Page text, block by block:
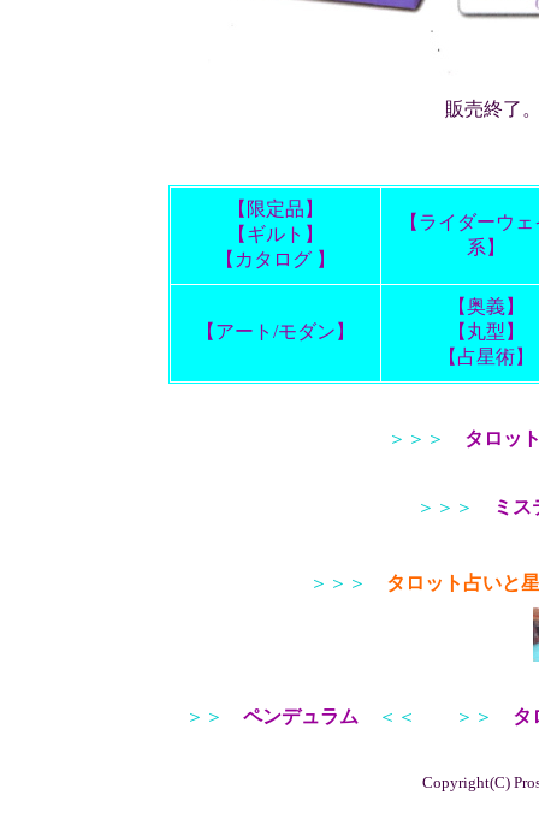
販売終了
【限定品】
【ギルト】
【カタログ 】
【ライダーウ
系】
【アート/モダン】
【奥義】
【丸型】
【占星術】
＞＞＞ タロッ
＞＞＞ ミス
＞＞＞ タロット占いと
＞＞ ペンデュラム ＜＜ ＞＞ タ
Copyright(C)